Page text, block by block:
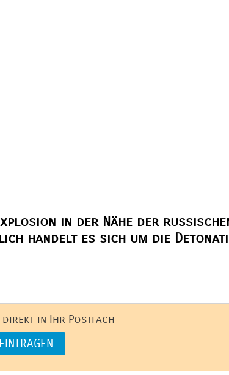
in der Nähe der
handelt es sich um die
direkt in Ihr Postfach